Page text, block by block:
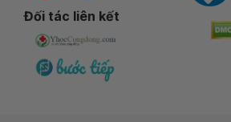
Đối tác liên kết